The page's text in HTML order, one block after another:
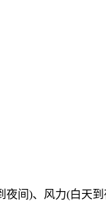
)、风力(白天到